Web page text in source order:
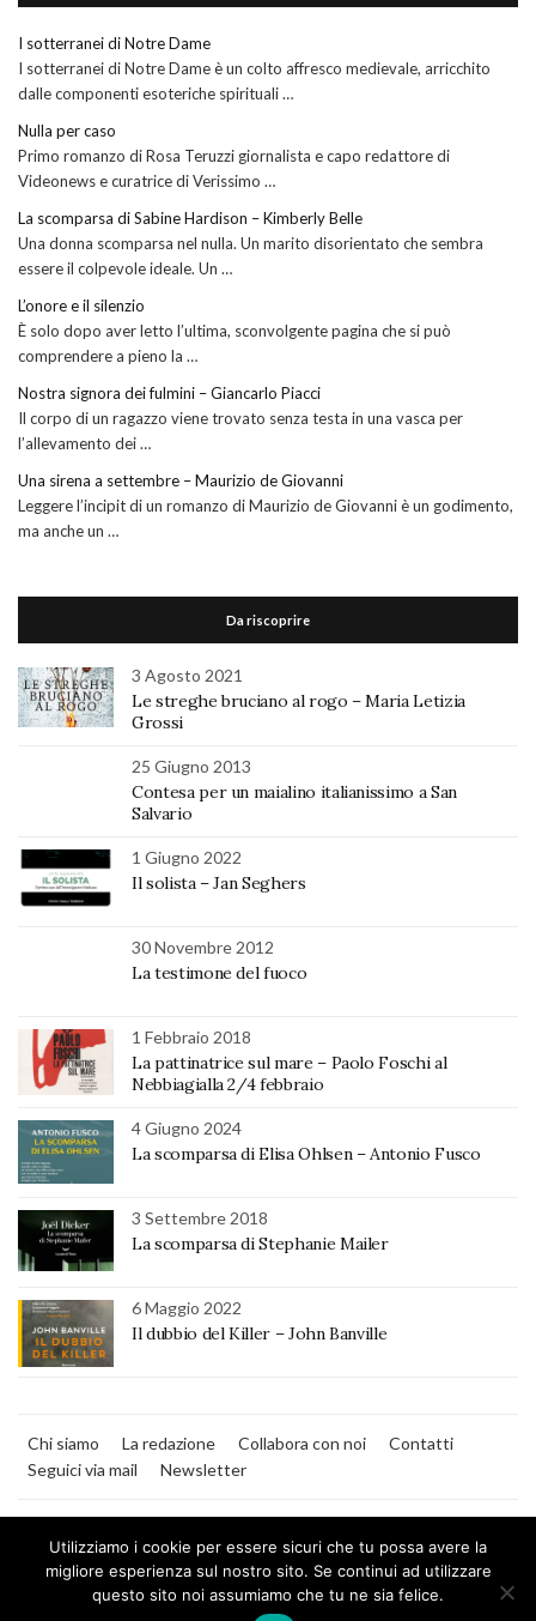
I sotterranei di Notre Dame
I sotterranei di Notre Dame è un colto affresco medievale, arricchito
dalle componenti esoteriche spirituali …
Nulla per caso
Primo romanzo di Rosa Teruzzi giornalista e capo redattore di
Videonews e curatrice di Verissimo …
La scomparsa di Sabine Hardison – Kimberly Belle
Una donna scomparsa nel nulla. Un marito disorientato che sembra
essere il colpevole ideale. Un …
L’onore e il silenzio
È solo dopo aver letto l’ultima, sconvolgente pagina che si può
comprendere a pieno la …
Nostra signora dei fulmini – Giancarlo Piacci
Il corpo di un ragazzo viene trovato senza testa in una vasca per
l’allevamento dei …
Una sirena a settembre – Maurizio de Giovanni
Leggere l’incipit di un romanzo di Maurizio de Giovanni è un godimento,
ma anche un …
Da riscoprire
3 Agosto 2021
Le streghe bruciano al rogo – Maria Letizia
Grossi
25 Giugno 2013
Contesa per un maialino italianissimo a San
Salvario
1 Giugno 2022
Il solista – Jan Seghers
30 Novembre 2012
La testimone del fuoco
1 Febbraio 2018
La pattinatrice sul mare – Paolo Foschi al
Nebbiagialla 2/4 febbraio
4 Giugno 2024
La scomparsa di Elisa Ohlsen – Antonio Fusco
3 Settembre 2018
La scomparsa di Stephanie Mailer
6 Maggio 2022
Il dubbio del Killer – John Banville
Chi siamo La redazione Collabora con noi
Contatti
Seguici via mail
Newsletter
Utilizziamo i cookie per essere sicuri che tu possa avere la
migliore esperienza sul nostro sito. Se continui ad utilizzare
questo sito noi assumiamo che tu ne sia felice.